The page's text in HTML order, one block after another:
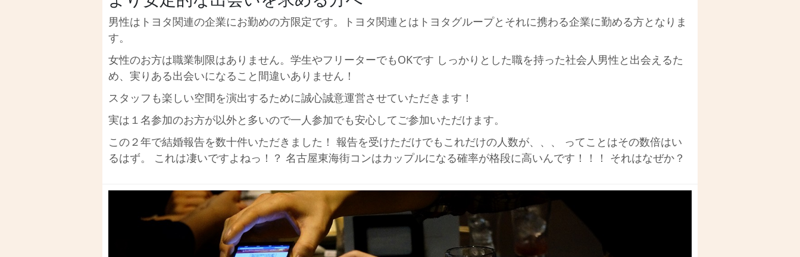
男性はトヨタ関連の企業にお勤めの方限定です。トヨタ関連とはトヨタグループとそれに携わる企業に勤める方となりま
す。
女性のお方は職業制限はありません。学生やフリーターでもOKです しっかりとした職を持った社会人男性と出会えるた
め、実りある出会いになること間違いありません！
スタッフも楽しい空間を演出するために誠心誠意運営させていただきます！
実は１名参加のお方が以外と多いので一人参加でも安心してご参加いただけます。
この２年で結婚報告を数十件いただきました！ 報告を受けただけでもこれだけの人数が、、、 ってことはその数倍はい
るはず。 これは凄いですよねっ！？ 名古屋東海街コンはカップルになる確率が格段に高いんです！！！ それはなぜか？